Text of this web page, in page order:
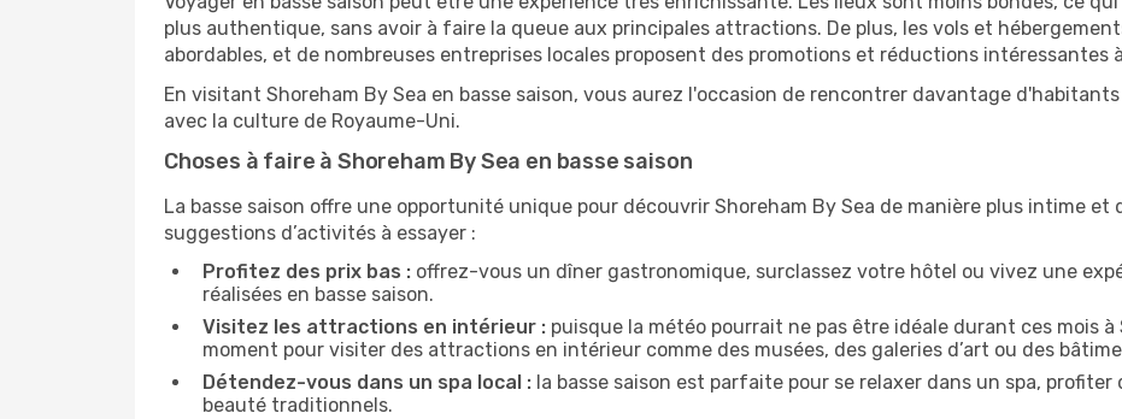
plus authentique, sans avoir à faire la queue aux principales attractions. De plus, les vols et
abordables, et de nombreuses entreprises locales proposent des promotions et réductions intéressantes
En visitant Shoreham By Sea en basse saison, vous aurez l'occasion de rencontrer davantage
avec la culture de Royaume-Uni.
Choses à faire à Shoreham By Sea en basse saison
La basse saison offre une opportunité unique pour découvrir Shoreham By Sea de manière plus intime et
suggestions d’activités à essayer :
Profitez des prix bas : offrez-vous un dîner gastronomique, surclassez votre hôtel ou vivez une
réalisées en basse saison.
Visitez les attractions en intérieur : puisque la météo pourrait ne pas être idéale durant ces mois à
moment pour visiter des attractions en intérieur comme des musées, des galeries d’art ou des
Détendez-vous dans un spa local : la basse saison est parfaite pour se relaxer dans un spa, profiter
beauté traditionnels.